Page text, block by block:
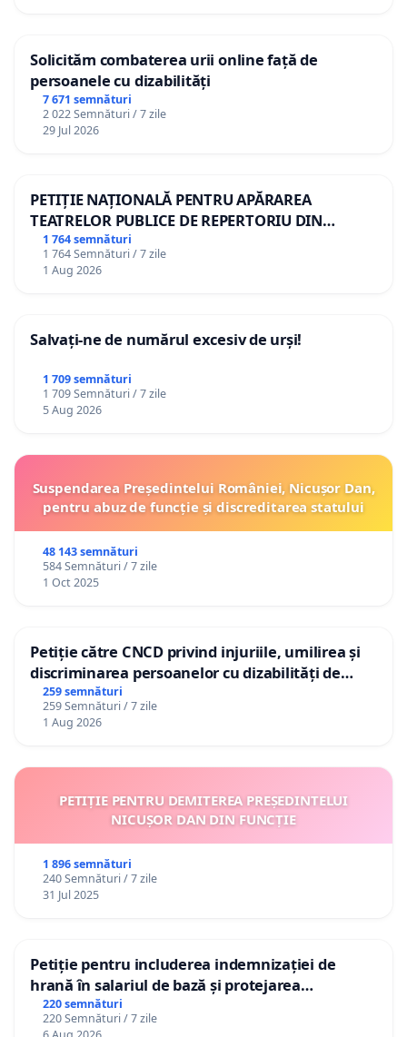
Solicităm combaterea urii online față de
persoanele cu dizabilități
7 671 semnături
2 022 Semnături / 7 zile
29 Jul 2026
PETIȚIE NAȚIONALĂ PENTRU APĂRAREA
TEATRELOR PUBLICE DE REPERTORIU DIN
ROMÂNIA
1 764 semnături
1 764 Semnături / 7 zile
1 Aug 2026
Salvați-ne de numărul excesiv de urși!
1 709 semnături
1 709 Semnături / 7 zile
5 Aug 2026
Suspendarea Președintelui României, Nicușor Dan,
pentru abuz de funcție și discreditarea statului
48 143 semnături
584 Semnături / 7 zile
1 Oct 2025
Petiție către CNCD privind injuriile, umilirea și
discriminarea persoanelor cu dizabilități de
către utilizatorul TikTok „Gorici”
259 semnături
259 Semnături / 7 zile
1 Aug 2026
PETIȚIE PENTRU DEMITEREA PREȘEDINTELUI
NICUȘOR DAN DIN FUNCȚIE
1 896 semnături
240 Semnături / 7 zile
31 Jul 2025
Petiție pentru includerea indemnizației de
hrană în salariul de bază și protejarea
gradațiilor de vechime pentru asistenții
personali
220 semnături
220 Semnături / 7 zile